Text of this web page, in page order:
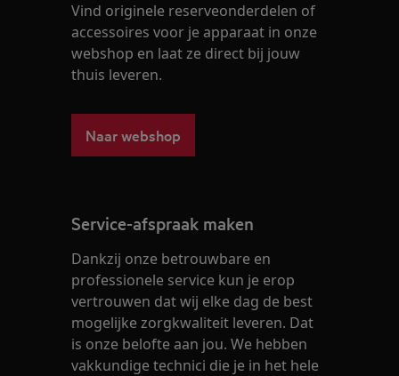
Vind originele reserveonderdelen of
accessoires voor je apparaat in onze
webshop en laat ze direct bij jouw
thuis leveren.
Naar webshop
Service-afspraak maken
Dankzij onze betrouwbare en
professionele service kun je erop
vertrouwen dat wij elke dag de best
mogelijke zorgkwaliteit leveren. Dat
is onze belofte aan jou. We hebben
vakkundige technici die je in het hele